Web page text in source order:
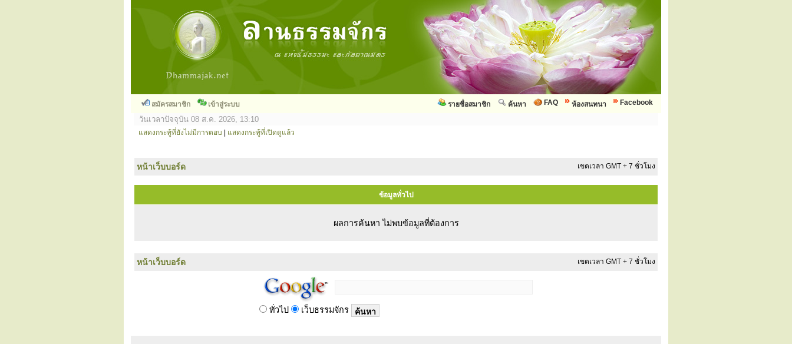
สมัครสมาชิก เข้าสู่ระบบ Facebook
ห้องสนทนา
FAQ
ค้นหา
รายชื่อสมาชิก
วันเวลาปัจจุบัน 08 ส.ค. 2026, 13:10
แสดงกระทู้ที่ยังไม่มีการตอบ แสดงกระทู้ที่เปิดดูแล้ว
หน้าเว็บบอร์ด เขตเวลา GMT + 7 ชั่วโมง
ข้อมูลทั่วไป
ผลการค้นหา ไม่พบข้อมูลที่ต้องการ
หน้าเว็บบอร์ด เขตเวลา GMT + 7 ชั่วโมง
ทั่วไป เว็บธรรมจักร